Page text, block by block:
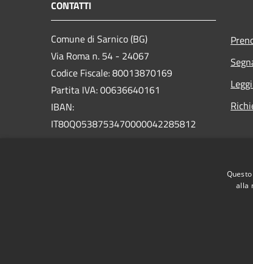
CONTATTI
Comune di Sarnico (BG)
Via Roma n. 54 - 24067
Codice Fiscale: 80013870169
Partita IVA: 00636640161
IBAN:
IT80Q0538753470000042285812
alla